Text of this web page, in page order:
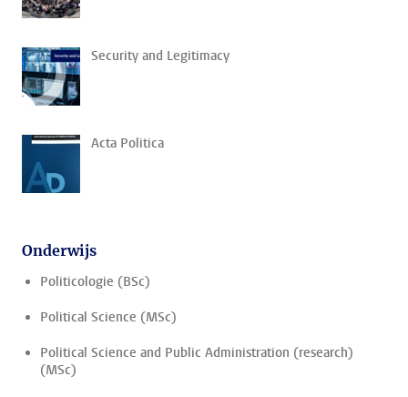
Security and Legitimacy
Acta Politica
Onderwijs
Politicologie (BSc)
Political Science (MSc)
Political Science and Public Administration (research)
(MSc)